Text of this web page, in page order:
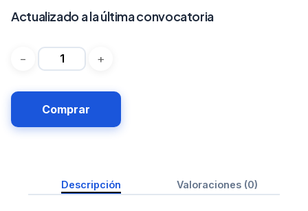
Actualizado a la última convocatoria
Comprar
Descripción Valoraciones (0)